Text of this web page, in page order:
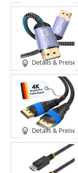
Details & Preise
Details & Preise